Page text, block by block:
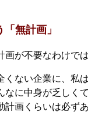
無計画」
画が不要なわけで
くない企業に、私
なに中身が乏しく
計画くらいは必ず